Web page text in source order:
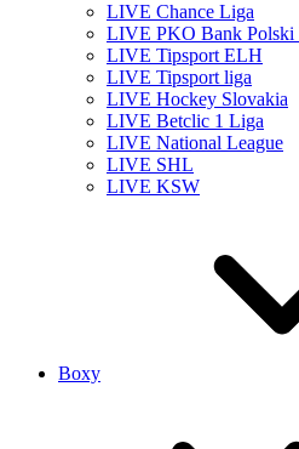
LIVE Chance Liga
LIVE PKO Bank Polski
LIVE Tipsport ELH
LIVE Tipsport liga
LIVE Hockey Slovakia
LIVE Betclic 1 Liga
LIVE National League
LIVE SHL
LIVE KSW
Boxy